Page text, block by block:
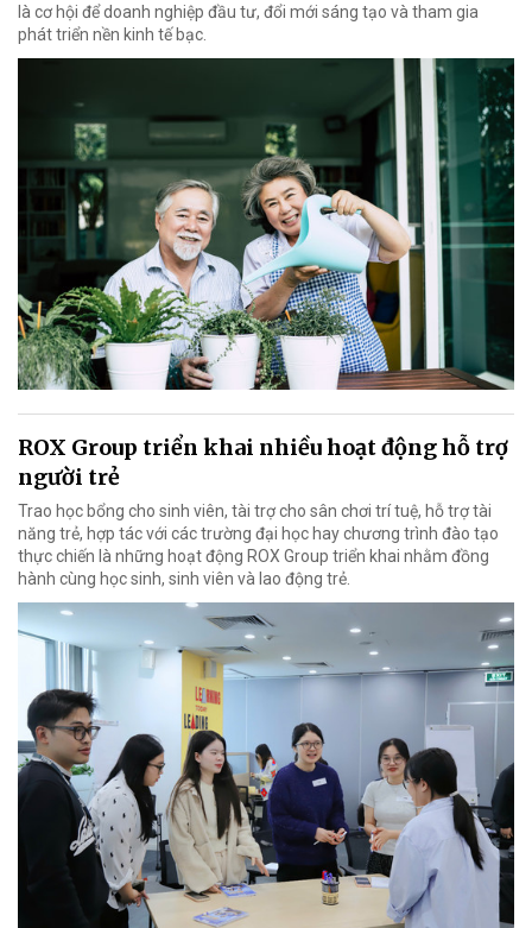
là cơ hội để doanh nghiệp đầu tư, đổi mới sáng tạo và tham gia
phát triển nền kinh tế bạc.
ROX Group triển khai nhiều hoạt động hỗ trợ
người trẻ
Trao học bổng cho sinh viên, tài trợ cho sân chơi trí tuệ, hỗ trợ tài
năng trẻ, hợp tác với các trường đại học hay chương trình đào tạo
thực chiến là những hoạt động ROX Group triển khai nhằm đồng
hành cùng học sinh, sinh viên và lao động trẻ.